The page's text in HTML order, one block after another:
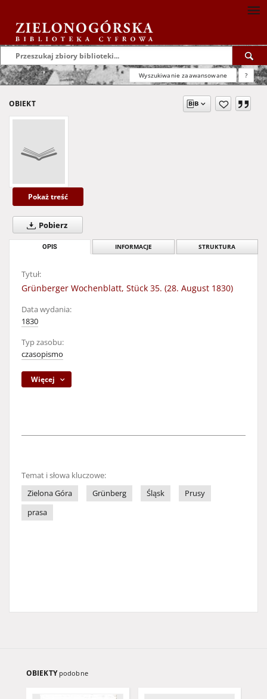
Wyszukiwanie zaawansowane ?
OBIEKT
Pokaż treść
Pobierz
OPIS INFORMACJE STRUKTURA
Tytuł:
Grünberger Wochenblatt, Stück 35. (28. August 1830)
Data wydania:
1830
Typ zasobu:
czasopismo
Więcej
Temat i słowa kluczowe:
Zielona Góra
Grünberg Śląsk
Prusy
prasa
OBIEKTY podobne